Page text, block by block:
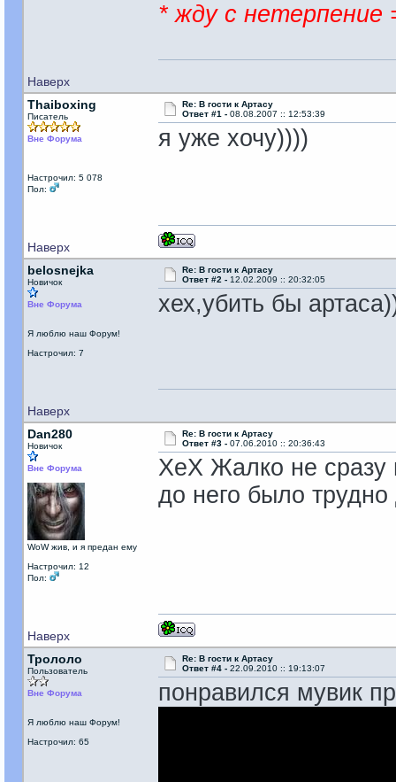
* жду с нетерпение
Наверх
Thaiboxing
Писатель
Вне Форума
Настрочил: 5 078
Пол:
Re: В гости к Артасу
Ответ #1 - 08.08.2007 :: 12:53:39
я уже хочу))))
Наверх
belosnejka
Новичок
Вне Форума
Я люблю наш Форум!
Настрочил: 7
Re: В гости к Артасу
Ответ #2 - 12.02.2009 :: 20:32:05
хех,убить бы
Наверх
Dan280
Новичок
Вне Форума
WoW жив, и я предан ему
Настрочил: 12
Пол:
Re: В гости к Артасу
Ответ #3 - 07.06.2010 :: 20:36:43
ХеХ Жалко не сразу
до него было
Наверх
Трололо
Пользователь
Вне Форума
Я люблю наш Форум!
Настрочил: 65
Re: В гости к Артасу
Ответ #4 - 22.09.2010 :: 19:13:07
понравился мувик